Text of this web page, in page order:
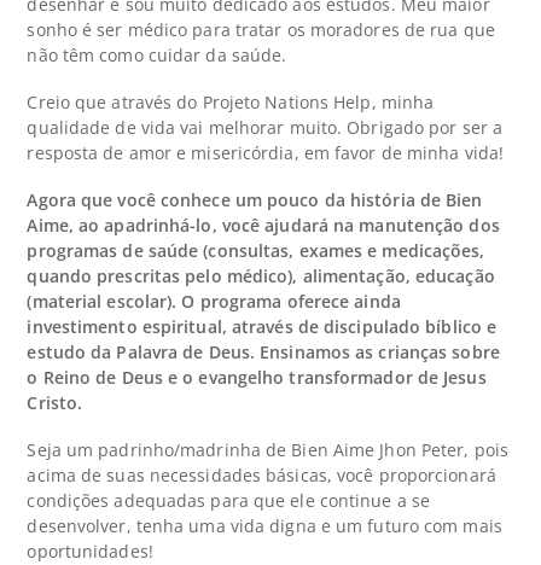
sonho é ser médico para tratar os moradores de rua que
não têm como cuidar da saúde.
Creio que através do Projeto Nations Help, minha
qualidade de vida vai melhorar muito. Obrigado por ser a
resposta de amor e misericórdia, em favor de minha vida!
Agora que você conhece um pouco da história de Bien
Aime, ao apadrinhá-lo, você ajudará na manutenção dos
programas de saúde (consultas, exames e medicações,
quando prescritas pelo médico), alimentação, educação
(material escolar). O programa oferece ainda
investimento espiritual, através de discipulado bíblico e
estudo da Palavra de Deus. Ensinamos as crianças sobre
o Reino de Deus e o evangelho transformador de Jesus
Cristo.
Seja um padrinho/madrinha de Bien Aime Jhon Peter, pois
acima de suas necessidades básicas, você proporcionará
condições adequadas para que ele continue a se
desenvolver, tenha uma vida digna e um futuro com mais
oportunidades!